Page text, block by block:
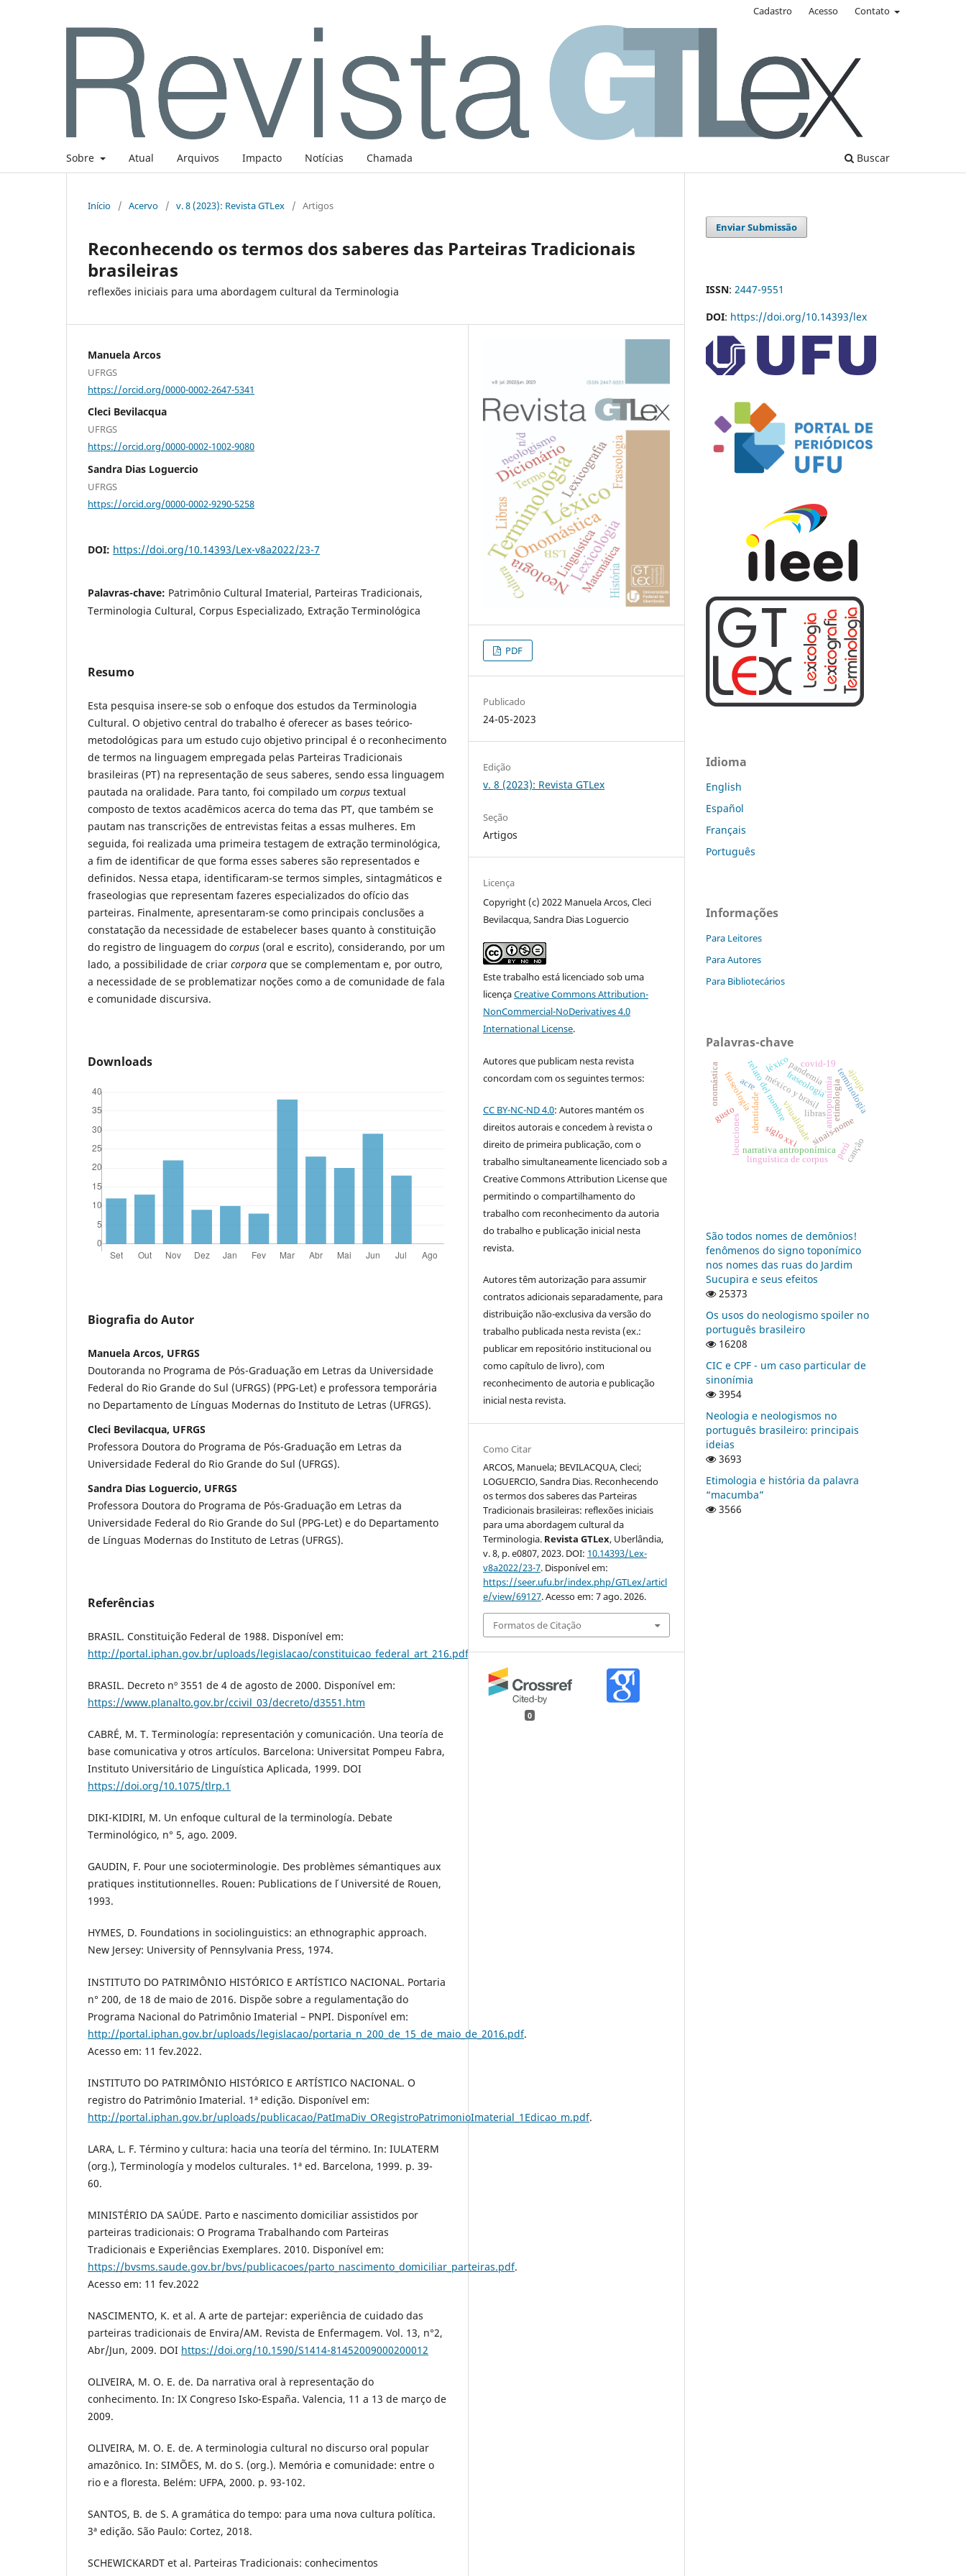
Sobre Atual Arquivos Impacto Notícias Chamada Buscar
Cadastro Acesso Contato
Início / Acervo / v. 8 (2023): Revista GTLex / Artigos
Reconhecendo os termos dos saberes das Parteiras Tradicionais
brasileiras
reflexões iniciais para uma abordagem cultural da Terminologia
Manuela Arcos
UFRGS
https://orcid.org/0000-0002-2647-5341
Cleci Bevilacqua
UFRGS
https://orcid.org/0000-0002-1002-9080
Sandra Dias Loguercio
UFRGS
https://orcid.org/0000-0002-9290-5258
DOI: https://doi.org/10.14393/Lex-v8a2022/23-7
Palavras-chave: Patrimônio Cultural Imaterial, Parteiras Tradicionais,
Terminologia Cultural, Corpus Especializado, Extração Terminológica
Resumo
Esta pesquisa insere-se sob o enfoque dos estudos da Terminologia
Cultural. O objetivo central do trabalho é oferecer as bases teórico-
metodológicas para um estudo cujo objetivo principal é o reconhecimento
de termos na linguagem empregada pelas Parteiras Tradicionais
brasileiras (PT) na representação de seus saberes, sendo essa linguagem
pautada na oralidade. Para tanto, foi compilado um corpus textual
composto de textos acadêmicos acerca do tema das PT, que também se
pautam nas transcrições de entrevistas feitas a essas mulheres. Em
seguida, foi realizada uma primeira testagem de extração terminológica,
a fim de identificar de que forma esses saberes são representados e
definidos. Nessa etapa, identificaram-se termos simples, sintagmáticos e
fraseologias que representam fazeres especializados do ofício das
parteiras. Finalmente, apresentaram-se como principais conclusões a
constatação da necessidade de estabelecer bases quanto à constituição
do registro de linguagem do corpus (oral e escrito), considerando, por um
lado, a possibilidade de criar corpora que se complementam e, por outro,
a necessidade de se problematizar noções como a de comunidade de fala
e comunidade discursiva.
Downloads
Biografia do Autor
Manuela Arcos, UFRGS
Doutoranda no Programa de Pós-Graduação em Letras da Universidade
Federal do Rio Grande do Sul (UFRGS) (PPG-Let) e professora temporária
no Departamento de Línguas Modernas do Instituto de Letras (UFRGS).
Cleci Bevilacqua, UFRGS
Professora Doutora do Programa de Pós-Graduação em Letras da
Universidade Federal do Rio Grande do Sul (UFRGS).
Sandra Dias Loguercio, UFRGS
Professora Doutora do Programa de Pós-Graduação em Letras da
Universidade Federal do Rio Grande do Sul (PPG-Let) e do Departamento
de Línguas Modernas do Instituto de Letras (UFRGS).
Referências
BRASIL. Constituição Federal de 1988. Disponível em:
http://portal.iphan.gov.br/uploads/legislacao/constituicao_federal_art_216.pdf
BRASIL. Decreto nº 3551 de 4 de agosto de 2000. Disponível em:
https://www.planalto.gov.br/ccivil_03/decreto/d3551.htm
CABRÉ, M. T. Terminología: representación y comunicación. Una teoría de
base comunicativa y otros artículos. Barcelona: Universitat Pompeu Fabra,
Instituto Universitário de Linguística Aplicada, 1999. DOI
https://doi.org/10.1075/tlrp.1
DIKI-KIDIRI, M. Un enfoque cultural de la terminología. Debate
Terminológico, n° 5, ago. 2009.
GAUDIN, F. Pour une socioterminologie. Des problèmes sémantiques aux
pratiques institutionnelles. Rouen: Publications de l ́Université de Rouen,
1993.
HYMES, D. Foundations in sociolinguistics: an ethnographic approach.
New Jersey: University of Pennsylvania Press, 1974.
INSTITUTO DO PATRIMÔNIO HISTÓRICO E ARTÍSTICO NACIONAL. Portaria
n° 200, de 18 de maio de 2016. Dispõe sobre a regulamentação do
Programa Nacional do Patrimônio Imaterial – PNPI. Disponível em:
http://portal.iphan.gov.br/uploads/legislacao/portaria_n_200_de_15_de_maio_de_2016.pdf.
Acesso em: 11 fev.2022.
INSTITUTO DO PATRIMÔNIO HISTÓRICO E ARTÍSTICO NACIONAL. O
registro do Patrimônio Imaterial. 1ª edição. Disponível em:
http://portal.iphan.gov.br/uploads/publicacao/PatImaDiv_ORegistroPatrimonioImaterial_1Edicao_m.pdf.
LARA, L. F. Término y cultura: hacia una teoría del término. In: IULATERM
(org.), Terminología y modelos culturales. 1ª ed. Barcelona, 1999. p. 39-
60.
MINISTÉRIO DA SAÚDE. Parto e nascimento domiciliar assistidos por
parteiras tradicionais: O Programa Trabalhando com Parteiras
Tradicionais e Experiências Exemplares. 2010. Disponível em:
https://bvsms.saude.gov.br/bvs/publicacoes/parto_nascimento_domiciliar_parteiras.pdf.
Acesso em: 11 fev.2022
NASCIMENTO, K. et al. A arte de partejar: experiência de cuidado das
parteiras tradicionais de Envira/AM. Revista de Enfermagem. Vol. 13, n°2,
Abr/Jun, 2009. DOI https://doi.org/10.1590/S1414-81452009000200012
OLIVEIRA, M. O. E. de. Da narrativa oral à representação do
conhecimento. In: IX Congreso Isko-España. Valencia, 11 a 13 de março de
2009.
OLIVEIRA, M. O. E. de. A terminologia cultural no discurso oral popular
amazônico. In: SIMÕES, M. do S. (org.). Memória e comunidade: entre o
rio e a floresta. Belém: UFPA, 2000. p. 93-102.
SANTOS, B. de S. A gramática do tempo: para uma nova cultura política.
3ª edição. São Paulo: Cortez, 2018.
SCHEWICKARDT et al. Parteiras Tradicionais: conhecimentos
PDF
Publicado
24-05-2023
Edição
v. 8 (2023): Revista GTLex
Seção
Artigos
Licença
Copyright (c) 2022 Manuela Arcos, Cleci
Bevilacqua, Sandra Dias Loguercio
Este trabalho está licenciado sob uma
licençaCreative Commons Attribution-
NonCommercial-NoDerivatives 4.0
International License.
Autores que publicam nesta revista
concordam com os seguintes termos:
CC BY-NC-ND 4.0: Autores mantém os
direitos autorais e concedem à revista o
direito de primeira publicação, com o
trabalho simultaneamente licenciado sob a
Creative Commons Attribution License que
permitindo o compartilhamento do
trabalho com reconhecimento da autoria
do trabalho e publicação inicial nesta
revista.
Autores têm autorização para assumir
contratos adicionais separadamente, para
distribuição não-exclusiva da versão do
trabalho publicada nesta revista (ex.:
publicar em repositório institucional ou
como capítulo de livro), com
reconhecimento de autoria e publicação
inicial nesta revista.
Como Citar
ARCOS, Manuela; BEVILACQUA, Cleci;
LOGUERCIO, Sandra Dias. Reconhecendo
os termos dos saberes das Parteiras
Tradicionais brasileiras: reflexões iniciais
para uma abordagem cultural da
Terminologia. Revista GTLex, Uberlândia,
v. 8, p. e0807, 2023. DOI: 10.14393/Lex-
v8a2022/23-7. Disponível em:
https://seer.ufu.br/index.php/GTLex/articl
e/view/69127. Acesso em: 7 ago. 2026.
Formatos de Citação
0
Enviar Submissão
ISSN: 2447-9551
DOI: https://doi.org/10.14393/lex
Idioma
English
Español
Français
Português
Informações
Para Leitores
Para Autores
Para Bibliotecários
Palavras-chave
antroponímia
sinais-nome
libras
visualidade
identidade
narrativa antroponímica
relato del nombre
siglo xxi
méxico y brasil
fraseologiaetimologiaterminologia
fraseología
locuciones
gusto
linguística de corpus
pandemia
covid-19
ajoujo
léxico
onomástica acre
perúcanção
São todos nomes de demônios!
fenômenos do signo toponímico
nos nomes das ruas do Jardim
Sucupira e seus efeitos
25373
Os usos do neologismo spoiler no
português brasileiro
16208
CIC e CPF - um caso particular de
sinonímia
3954
Neologia e neologismos no
português brasileiro: principais
ideias
3693
Etimologia e história da palavra
“macumba”
3566